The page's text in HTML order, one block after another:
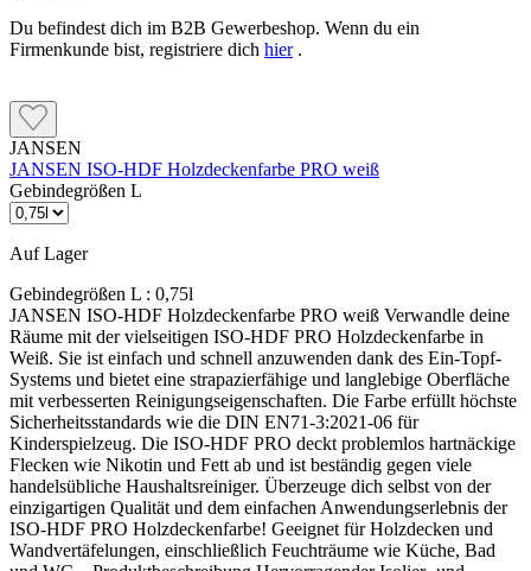
Du befindest dich im B2B Gewerbeshop. Wenn du ein
Firmenkunde bist, registriere dich hier.
JANSEN
JANSEN ISO-HDF Holzdeckenfarbe PRO weiß
Gebindegrößen L
Auf Lager
Gebindegrößen L : 0,75l
JANSEN ISO-HDF Holzdeckenfarbe PRO weiß Verwandle deine
Räume mit der vielseitigen ISO-HDF PRO Holzdeckenfarbe in
Weiß. Sie ist einfach und schnell anzuwenden dank des Ein-Topf-
Systems und bietet eine strapazierfähige und langlebige Oberfläche
mit verbesserten Reinigungseigenschaften. Die Farbe erfüllt höchste
Sicherheitsstandards wie die DIN EN71-3:2021-06 für
Kinderspielzeug. Die ISO-HDF PRO deckt problemlos hartnäckige
Flecken wie Nikotin und Fett ab und ist beständig gegen viele
handelsübliche Haushaltsreiniger. Überzeuge dich selbst von der
einzigartigen Qualität und dem einfachen Anwendungserlebnis der
ISO-HDF PRO Holzdeckenfarbe! Geeignet für Holzdecken und
Wandvertäfelungen, einschließlich Feuchträume wie Küche, Bad